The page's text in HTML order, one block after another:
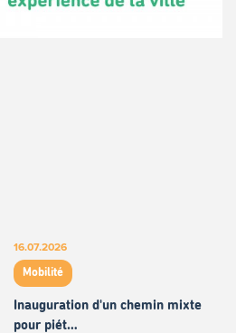
16.07.2026
Mobilité
Inauguration d'un chemin mixte
pour piét…